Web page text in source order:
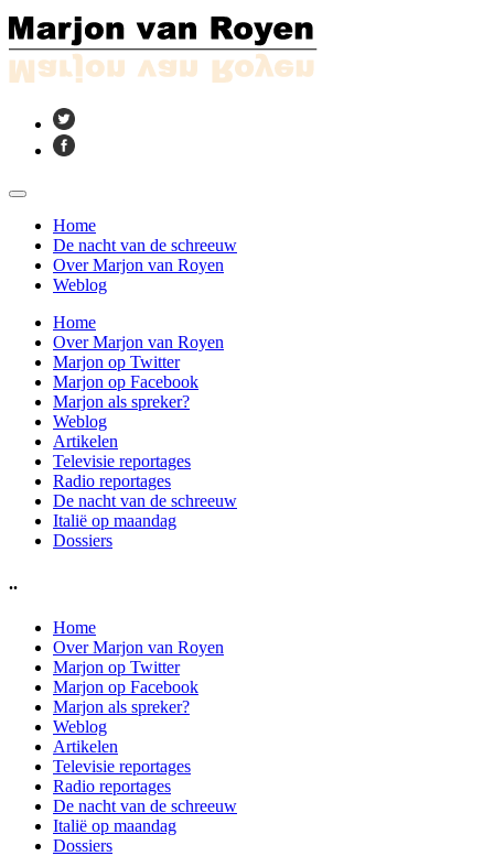
Home
De nacht van de schreeuw
Over Marjon van Royen
Weblog
Home
Over Marjon van Royen
Marjon op Twitter
Marjon op Facebook
Marjon als spreker?
Weblog
Artikelen
Televisie reportages
Radio reportages
De nacht van de schreeuw
Italië op maandag
Dossiers
..
Home
Over Marjon van Royen
Marjon op Twitter
Marjon op Facebook
Marjon als spreker?
Weblog
Artikelen
Televisie reportages
Radio reportages
De nacht van de schreeuw
Italië op maandag
Dossiers